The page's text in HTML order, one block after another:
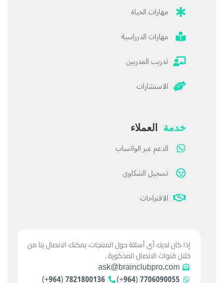
مهارات الحياة
مهارات الدرراسية
تدريب المدربين
الاستشارات
خدمة العملاء
الدعم عبر الواتساب
تسجيل الشكاوى
الاقتراحات
إذا كان لديك أي أسئلة حول المنتجات، يمكنك الاتصال بنا من
خلال قنوات الاتصال المذكورة .
ask@brainclubpro.com
7706090055 (964+)
7821800136 (964+)